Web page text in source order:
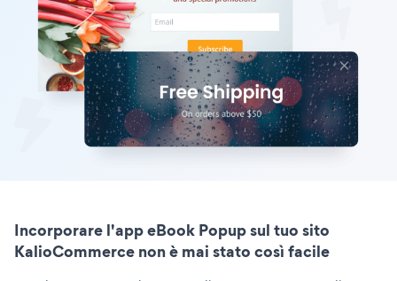
Incorporare l'app eBook Popup sul tuo sito
KalioCommerce non è mai stato così facile